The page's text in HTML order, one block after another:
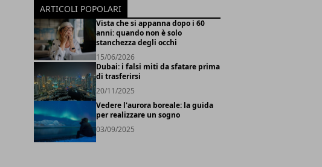
ARTICOLI POPOLARI
Vista che si appanna dopo i 60
anni: quando non è solo
stanchezza degli occhi
15/06/2026
Dubai: i falsi miti da sfatare prima
di trasferirsi
20/11/2025
Vedere l'aurora boreale: la guida
per realizzare un sogno
03/09/2025